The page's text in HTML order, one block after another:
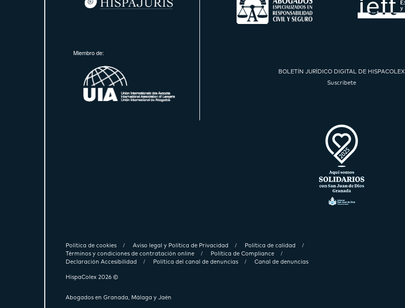
Miembro de:
BOLETÍN JURÍDICO DIGITAL DE HISPACOLEX
Suscríbete
Política de cookies Aviso legal y Política de Privacidad
Política de calidad
Términos y condiciones de contratación online
Política de Compliance
Declaración Accesibilidad
Política del canal de denuncias Canal de denuncias
HispaColex 2026 ©
Abogados en Granada, Málaga y Jaén